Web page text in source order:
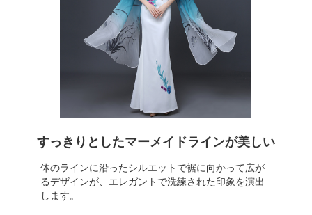
すっきりとしたマーメイドラインが美しい
体のラインに沿ったシルエットで裾に向かって広が
るデザインが、エレガントで洗練された印象を演出
します。